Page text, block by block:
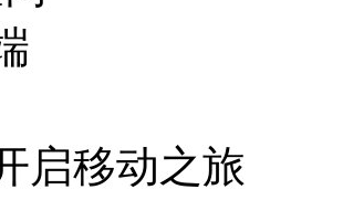
启移动之旅